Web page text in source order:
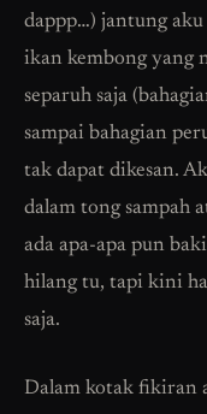
dappp…) jantung
ikan kembong yang
separuh saja
sampai bahagian
tak dapat dikesan.
dalam tong sampah
ada apa-apa pun
hilang tu, tapi kini
saja.
Dalam kotak fikiran